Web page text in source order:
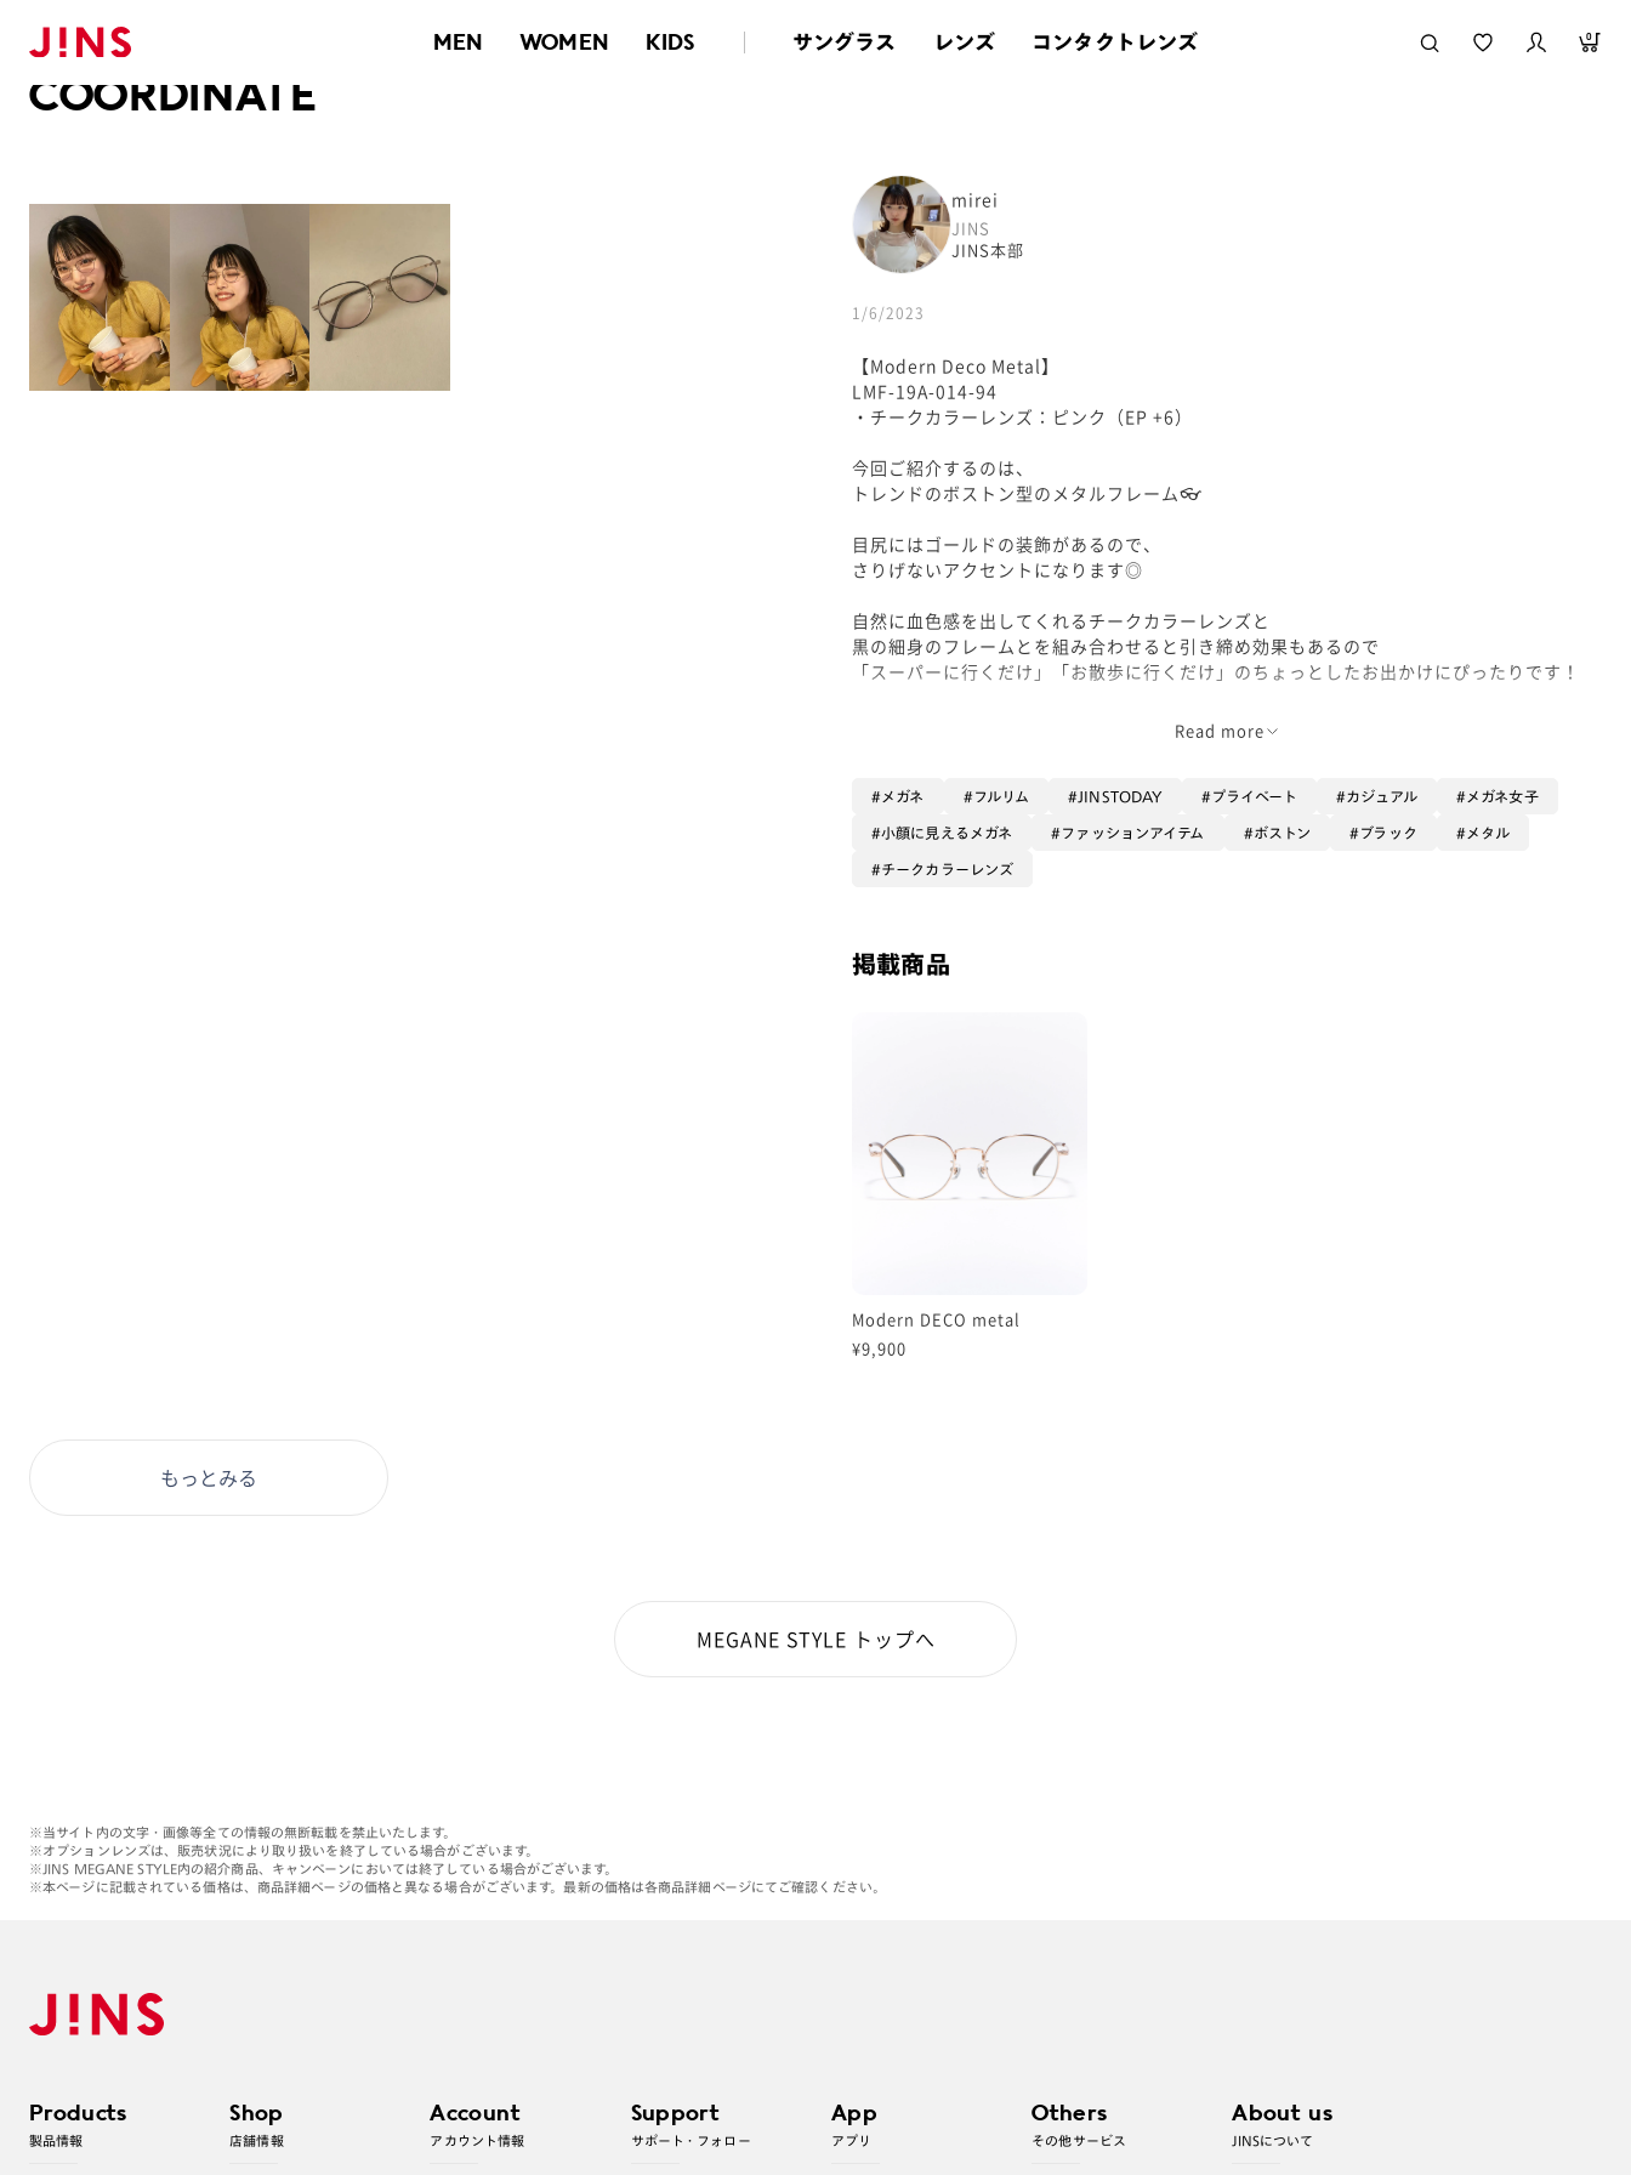
MEN WOMEN KIDS サングラス レンズ コンタクトレンズ 0
メガネのJINS TOP
COORDINATE
mirei
JINS
JINS本部
1/6/2023
【Modern Deco Metal】
LMF-19A-014-94
・チークカラーレンズ：ピンク（EP +6）
今回ご紹介するのは、
トレンドのボストン型のメタルフレーム👓
目尻にはゴールドの装飾があるので、
さりげないアクセントになります◎
自然に血色感を出してくれるチークカラーレンズと
黒の細身のフレームとを組み合わせると引き締め効果もあるので
「スーパーに行くだけ」「お散歩に行くだけ」のちょっとしたお出かけにぴったりです！
先日旅行に行った時にも大活躍でした🙆‍♀️
#面長 #PCイエベ秋 #PD62
Read more
メガネ フルリム JINSTODAY プライベート カジュアル メガネ女子
小顔に見えるメガネ ファッションアイテム ボストン ブラック メタル
チークカラーレンズ
掲載商品
Modern DECO metal
¥9,900
もっとみる
MEGANE STYLE トップへ
※当サイト内の文字・画像等全ての情報の無断転載を禁止いたします。
※オプションレンズは、販売状況により取り扱いを終了している場合がございます。
※JINS MEGANE STYLE内の紹介商品、キャンペーンにおいては終了している場合がございます。
※本ページに記載されている価格は、商品詳細ページの価格と異なる場合がございます。最新の価格は各商品詳細ページにてご確認ください。
Products
製品情報
Shop
店舗情報
Account
アカウント情報
Support
サポート・フォロー
App
アプリ
Others
その他サービス
About us
JINSについて